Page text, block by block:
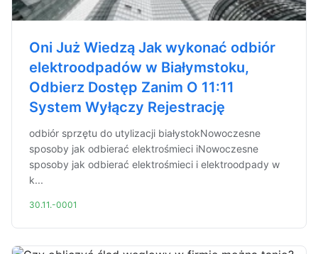
Oni Już Wiedzą Jak wykonać odbiór
elektroodpadów w Białymstoku,
Odbierz Dostęp Zanim O 11:11
System Wyłączy Rejestrację
odbiór sprzętu do utylizacji białystokNowoczesne
sposoby jak odbierać elektrośmieci iNowoczesne
sposoby jak odbierać elektrośmieci i elektroodpady w
k...
30.11.-0001